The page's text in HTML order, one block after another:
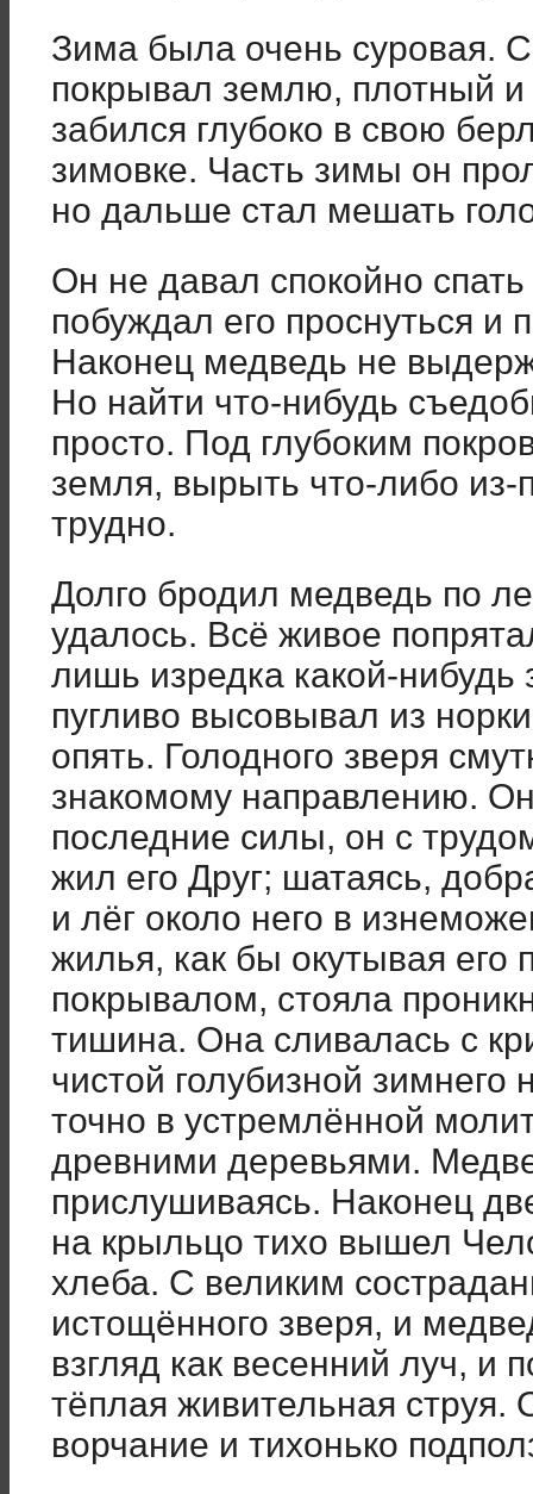
Зима была очень суровая.
покрывал землю, плотный
забился глубоко в свою
зимовке. Часть зимы он
но дальше стал мешать
Он не давал спокойно
побуждал его проснуться и
Наконец медведь не
Но найти что-нибудь
просто. Под глубоким
земля, вырыть что-либо из-
трудно.
Долго бродил медведь по
удалось. Всё живое
лишь изредка какой-
пугливо высовывал из
опять. Голодного зверя
знакомому направлению.
последние силы, он с
жил его Друг; шатаясь,
и лёг около него в
жилья, как бы окутывая
покрывалом, стояла
тишина. Она сливалась с
чистой голубизной
точно в устремлённой
древними деревьями.
прислушиваясь. Наконец
на крыльцо тихо вышел
хлеба. С великим
истощённого зверя, и
взгляд как весенний луч, и
тёплая живительная струя.
ворчание и тихонько